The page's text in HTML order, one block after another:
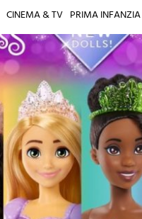
CINEMA & TV PRIMA INFANZIA